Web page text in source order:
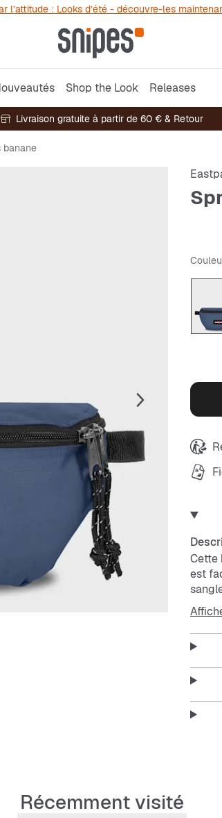
l’attitude : Looks d’été - découvre-les
Shop the Look Releases
Livraison gratuite à partir de 60 € & Retour
banane
Cette
est
Récemment visité